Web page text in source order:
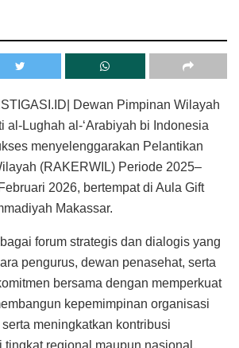
Dewan Pimpinan Wilayah
al-Lughah al-‘Arabiyah bi Indonesia
menyelenggarakan Pelantikan
(RAKERWIL) Periode 2025–
2026, bertempat di Aula Gift
Makassar.
forum strategis dan dialogis yang
pengurus, dewan penasehat, serta
bersama dengan memperkuat
kepemimpinan organisasi
meningkatkan kontribusi
tingkat regional maupun nasional.